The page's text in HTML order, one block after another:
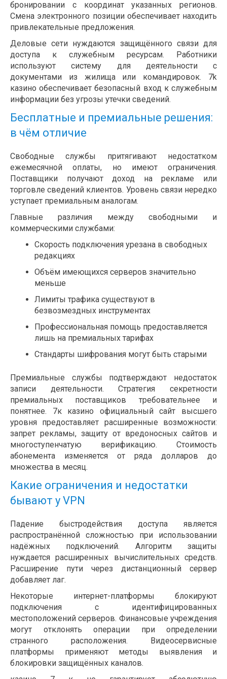
бронировании с координат указанных регионов.
Смена электронного позиции обеспечивает находить
привлекательные предложения.
Деловые сети нуждаются защищённого связи для
доступа к служебным ресурсам. Работники
используют систему для деятельности с
документами из жилища или командировок. 7k
казино обеспечивает безопасный вход к служебным
информации без угрозы утечки сведений.
Бесплатные и премиальные решения:
в чём отличие
Свободные службы притягивают недостатком
ежемесячной оплаты, но имеют ограничения.
Поставщики получают доход на рекламе или
торговле сведений клиентов. Уровень связи нередко
уступает премиальным аналогам.
Главные различия между свободными и
коммерческими службами:
Скорость подключения урезана в свободных
редакциях
Объём имеющихся серверов значительно
меньше
Лимиты трафика существуют в
безвозмездных инструментах
Профессиональная помощь предоставляется
лишь на премиальных тарифах
Стандарты шифрования могут быть старыми
Премиальные службы подтверждают недостаток
записи деятельности. Стратегия секретности
премиальных поставщиков требовательнее и
понятнее. 7к казино официальный сайт высшего
уровня предоставляет расширенные возможности:
запрет рекламы, защиту от вредоносных сайтов и
многоступенчатую верификацию. Стоимость
абонемента изменяется от ряда долларов до
множества в месяц.
Какие ограничения и недостатки
бывают у VPN
Падение быстродействия доступа является
распространённой сложностью при использовании
надёжных подключений. Алгоритм защиты
нуждается расширенных вычислительных средств.
Расширение пути через дистанционный сервер
добавляет лаг.
Некоторые интернет-платформы блокируют
подключения с идентифицированных
местоположений серверов. Финансовые учреждения
могут отклонять операции при определении
странного расположения. Видеосервисные
платформы применяют методы выявления и
блокировки защищённых каналов.